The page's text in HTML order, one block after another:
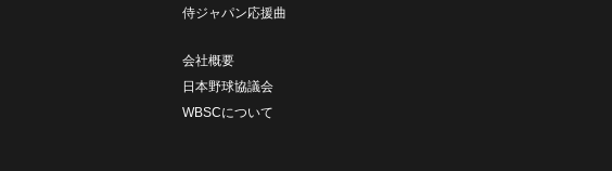
侍ジャパン応援曲
会社概要
日本野球協議会
WBSCについて